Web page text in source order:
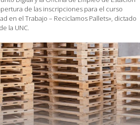
de las inscripciones para el curso
en el Trabajo – Reciclamos Pallets», dictado
la UNC.